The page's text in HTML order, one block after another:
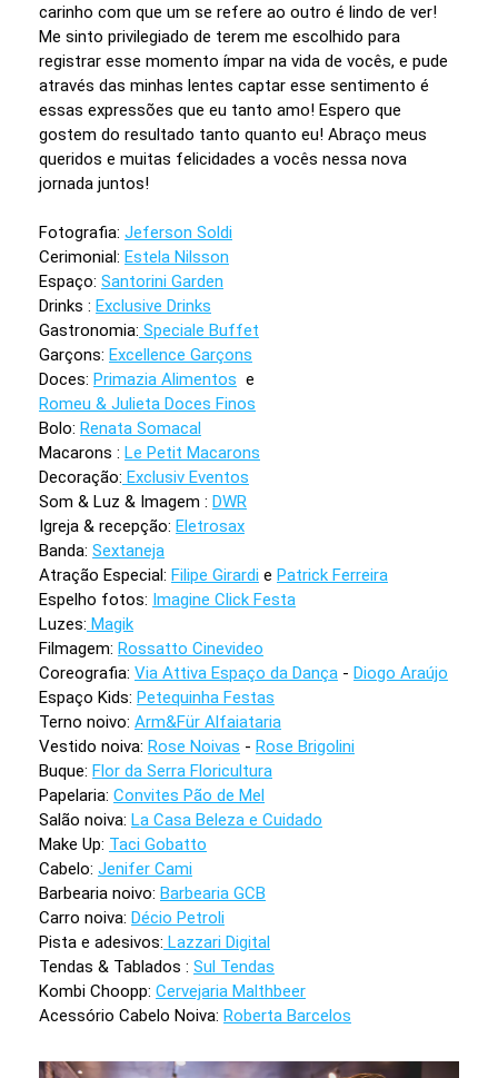
carinho com que um se refere ao outro é lindo de ver!
Me sinto privilegiado de terem me escolhido para
registrar esse momento ímpar na vida de vocês, e pude
através das minhas lentes captar esse sentimento é
essas expressões que eu tanto amo! Espero que
gostem do resultado tanto quanto eu! Abraço meus
queridos e muitas felicidades a vocês nessa nova
jornada juntos!
Fotografia: Jeferson Soldi
Cerimonial: Estela Nilsson
Espaço: Santorini Garden
Drinks : Exclusive Drinks
Gastronomia: Speciale Buffet
Garçons: Excellence Garçons
Doces: Primazia Alimentos e
Romeu & Julieta Doces Finos
Bolo: Renata Somacal
Macarons : Le Petit Macarons
Decoração: Exclusiv Eventos
Som & Luz & Imagem : DWR
Igreja & recepção: Eletrosax
Banda: Sextaneja
Atração Especial: Filipe Girardi e Patrick Ferreira
Espelho fotos: Imagine Click Festa
Luzes: Magik
Filmagem: Rossatto Cinevideo
Coreografia: Via Attiva Espaço da Dança - Diogo Araújo
Espaço Kids: Petequinha Festas
Terno noivo: Arm&Für Alfaiataria
Vestido noiva: Rose Noivas - Rose Brigolini
Buque: Flor da Serra Floricultura
Papelaria: Convites Pão de Mel
Salão noiva: La Casa Beleza e Cuidado
Make Up: Taci Gobatto
Cabelo: Jenifer Cami
Barbearia noivo: Barbearia GCB
Carro noiva: Décio Petroli
Pista e adesivos: Lazzari Digital
Tendas & Tablados : Sul Tendas
Kombi Choopp: Cervejaria Malthbeer
Acessório Cabelo Noiva: Roberta Barcelos